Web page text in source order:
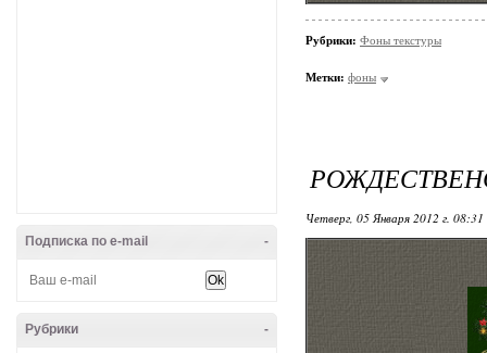
-
Подписка по e-mail
-
Рубрики
Рубрики: Фоны текстуры
Метки: фоны
Четверг, 05 Января 2012 г. 08:31